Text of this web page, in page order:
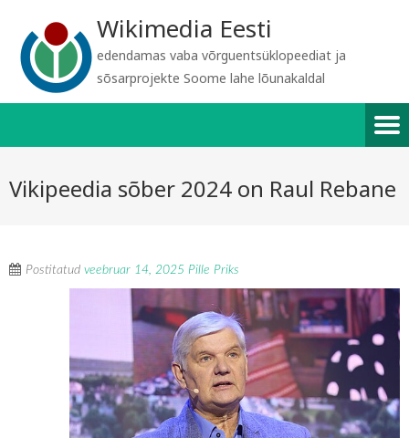
Wikimedia Eesti
edendamas vaba võrguentsüklopeediat ja
sõsarprojekte Soome lahe lõunakaldal
Vikipeedia sõber 2024 on Raul Rebane
Postitatud veebruar 14, 2025 Pille Priks